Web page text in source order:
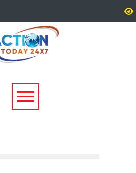
का कहर:
हाईवे पर
बंद; श्रद्धालु और